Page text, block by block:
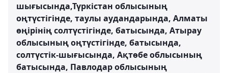
шығысында,Түркістан облысының
оңтүстігінде, таулы аудандарында, Алматы
өңірінің солтүстігінде, батысында, Атырау
облысының оңтүстігінде, батысында,
солтүстік-шығысында, Ақтөбе облысының
батысында, Павлодар облысының